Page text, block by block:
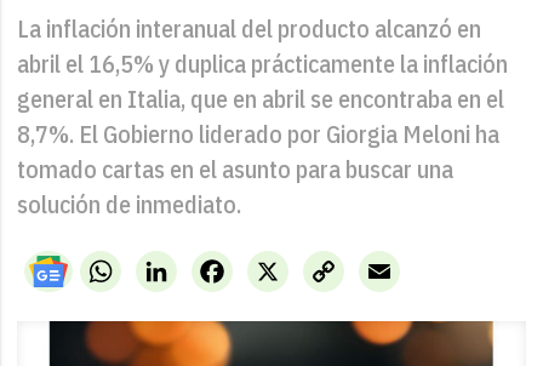
La inflación interanual del producto alcanzó en
abril el 16,5% y duplica prácticamente la inflación
general en Italia, que en abril se encontraba en el
8,7%. El Gobierno liderado por Giorgia Meloni ha
tomado cartas en el asunto para buscar una
solución de inmediato.
WhatsAppLinkedIn X
Facebook
Copy
Link
Email